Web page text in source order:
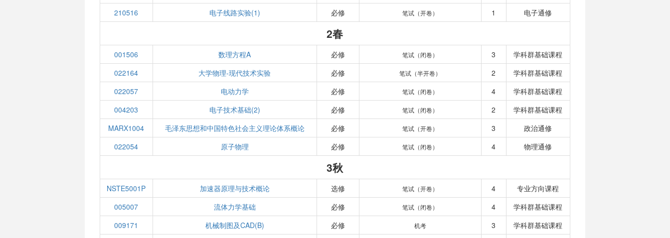
210516
电子线路实验(1) 必修 笔试（开卷） 1 电子通修
2春
001506 数理方程A 必修 笔试（闭卷） 3
学科群基础课程
022164
大学物理-现代技术实验 必修 笔试（半开卷） 2
学科群基础课程
022057
电动力学 必修 笔试（闭卷） 4
学科群基础课程
004203
电子技术基础(2) 必修 笔试（闭卷） 2
学科群基础课程
MARX1004
毛泽东思想和中国特色社会主义理论体系概论 必修 笔试（开卷） 3
政治通修
022054
原子物理 必修 笔试（闭卷） 4 物理通修
3秋
NSTE5001P 加速器原理与技术概论 选修 笔试（开卷） 4
专业方向课程
005007
流体力学基础 必修 笔试（闭卷） 4
学科群基础课程
009171
机械制图及CAD(B) 必修 机考 3
学科群基础课程